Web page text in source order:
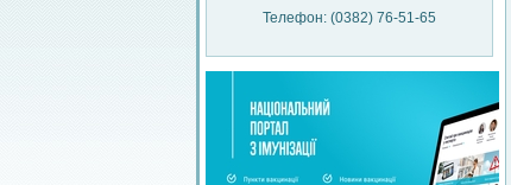
Телефон: (0382) 76-51-65